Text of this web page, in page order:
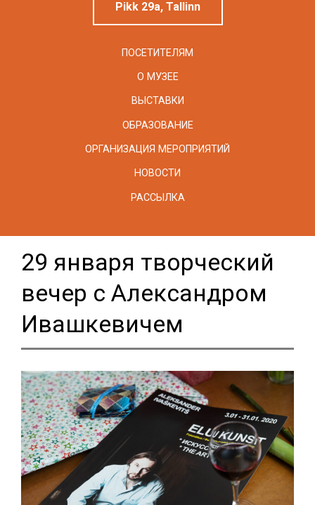
Pikk 29a, Tallinn
ПОСЕТИТЕЛЯМ
О МУЗЕЕ
ВЫСТАВКИ
ОБРАЗОВАНИЕ
ОРГАНИЗАЦИЯ МЕРОПРИЯТИЙ
НОВОСТИ
РАССЫЛКА
29 января творческий
вечер с Александром
Ивашкевичем